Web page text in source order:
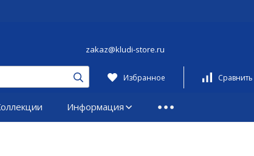
zakaz@kludi-store.ru
Избранное Сравнить
Информация